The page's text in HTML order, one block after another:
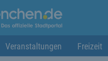
Veranstaltungen Freizeit